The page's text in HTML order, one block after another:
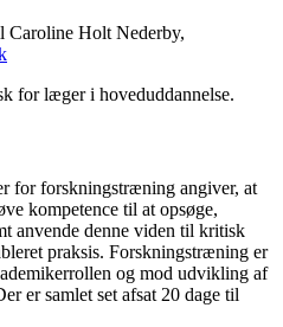
Caroline Holt Nederby,
for læger i hoveduddannelse.
for forskningstræning angiver, at
kompetence til at opsøge,
anvende denne viden til kritisk
praksis. Forskningstræning er
og mod udvikling af
er samlet set afsat 20 dage til